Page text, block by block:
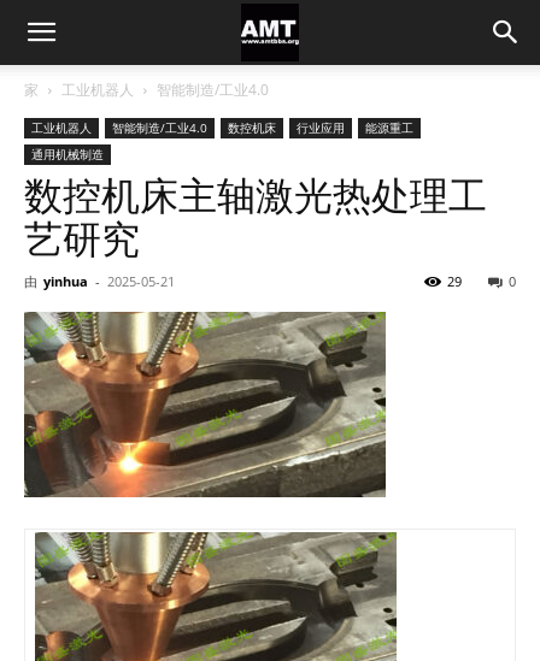
家 工业机器人 智能制造/工业4.0
工业机器人 智能制造/工业4.0 数控机床 行业应用
能源重工
通用机械制造
数控机床主轴激光热处理工
艺研究
由 yinhua - 2025-05-21 0
29